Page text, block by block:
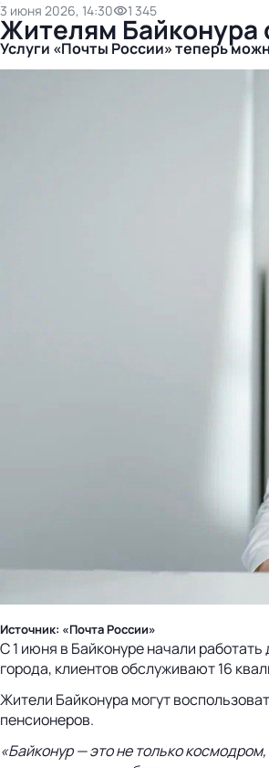
3 июня 2026, 14:30 1 345
Жителям Байконура
Услуги «Почты России» теперь
Источник: «Почта России»
С 1 июня в Байконуре начали
города, клиентов обслуживают 16
Жители Байконура могут
пенсионеров.
«Байконур — это не только